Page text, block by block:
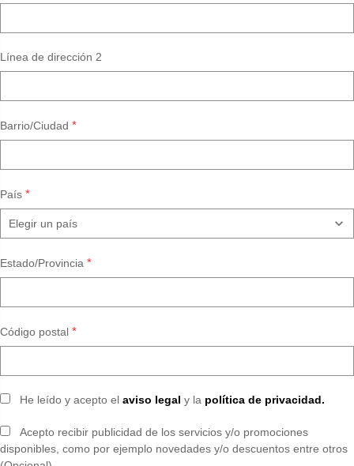
Línea de dirección 2
Barrio/Ciudad *
País *
Estado/Provincia *
Código postal *
He leído y acepto el aviso legal y la política de privacidad.
Acepto recibir publicidad de los servicios y/o promociones
disponibles, como por ejemplo novedades y/o descuentos entre otros